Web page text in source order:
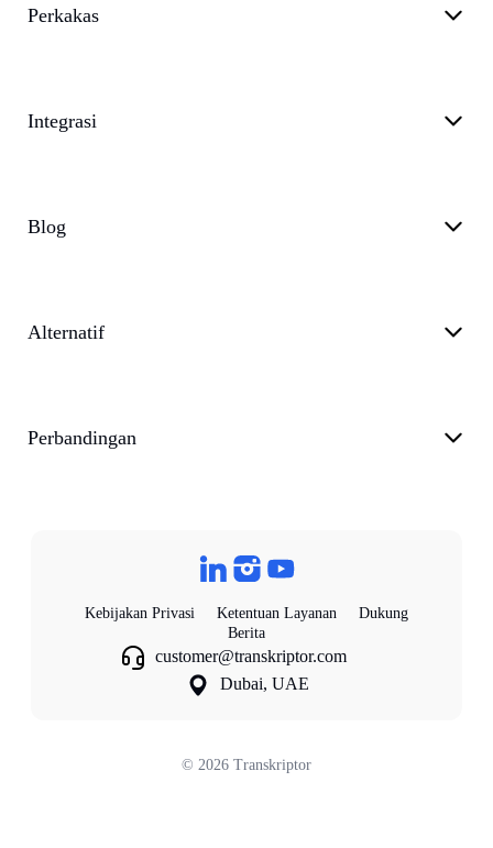
Perkakas
Integrasi
Blog
Alternatif
Perbandingan
Kebijakan Privasi Ketentuan Layanan
Dukung
Berita
customer@transkriptor.com
Dubai, UAE
© 2026 Transkriptor